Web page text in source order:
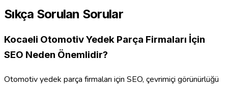
Sıkça Sorulan Sorular
Kocaeli Otomotiv Yedek Parça Firmaları İçin
SEO Neden Önemlidir?
Otomotiv yedek parça firmaları için SEO, çevrimiçi görünürlüğü